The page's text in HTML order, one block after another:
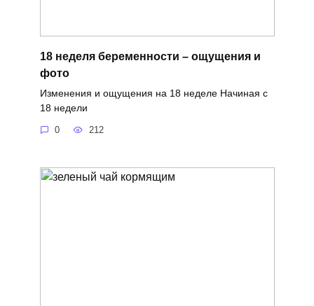
18 неделя беременности – ощущения и
фото
Изменения и ощущения на 18 неделе Начиная с
18 недели
0 212